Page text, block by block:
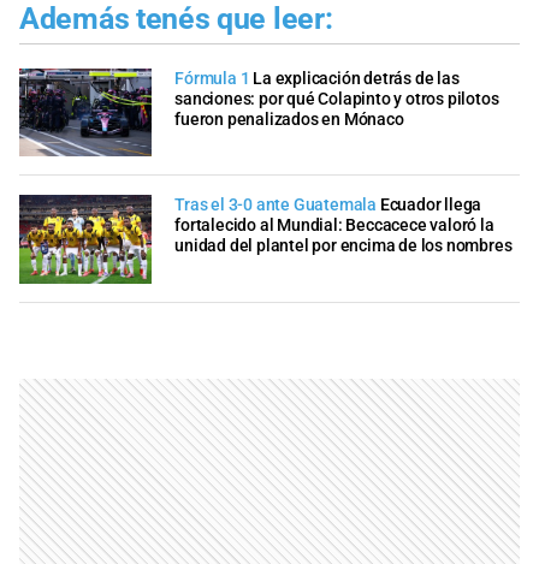
Además tenés que leer:
Fórmula 1 La explicación detrás de las
sanciones: por qué Colapinto y otros pilotos
fueron penalizados en Mónaco
Tras el 3-0 ante Guatemala Ecuador llega
fortalecido al Mundial: Beccacece valoró la
unidad del plantel por encima de los nombres